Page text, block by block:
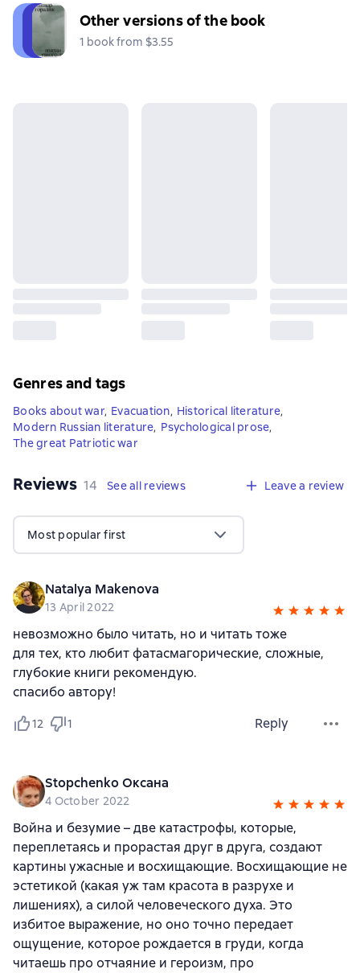
Other versions of the book
1 book from $3.55
Genres and tags
Books about war, Evacuation, Historical literature,
Modern Russian literature, Psychological prose,
The great Patriotic war
Reviews 14 reviews
14 See all reviews Leave a review
Most popular first
Natalya Makenova
13 April 2022
невозможно было читать, но и читать тоже
для тех, кто любит фатасмагорические, сложные,
глубокие книги рекомендую.
спасибо автору!
12 1 Reply
Stopchenko Оксана
4 October 2022
Война и безумие – две катастрофы, которые,
переплетаясь и прорастая друг в друга, создают
картины ужасные и восхищающие. Восхищающие не
эстетикой (какая уж там красота в разрухе и
лишениях), а силой человеческого духа. Это
избитое выражение, но оно точно передает
ощущение, которое рождается в груди, когда
читаешь про отчаяние и героизм, про